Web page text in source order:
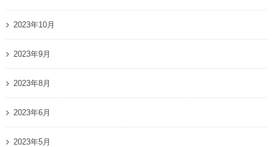
2023年10月
2023年9月
2023年8月
2023年6月
2023年5月